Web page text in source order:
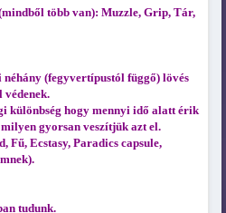
több van): Muzzle, Grip, Tár,
(fegyvertípustól függő) lövés
védenek.
különbség hogy mennyi idő alatt érik
gyorsan veszítjük azt el.
Fű, Ecstasy, Paradics capsule,
tudunk.